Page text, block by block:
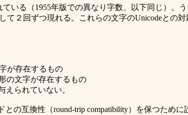
いる（1955年版での異なり字数、以下同じ）。
２回ずつ現れる。これらの文字のUnicodeとの
が存在するもの
の文字が存在するもの
られていない。
の互換性（round-trip compatibility）を保つため